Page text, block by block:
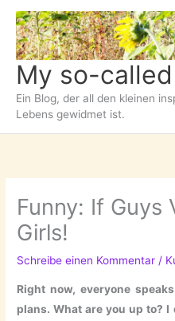
Zum
Inhalt
springen
My so-
Ein Blog, der all den kleinen
Lebens gewidmet ist.
Funny: If Guys
Girls!
Schreibe einen Kommentar /
Right now, everyone
plans. What are you up to?